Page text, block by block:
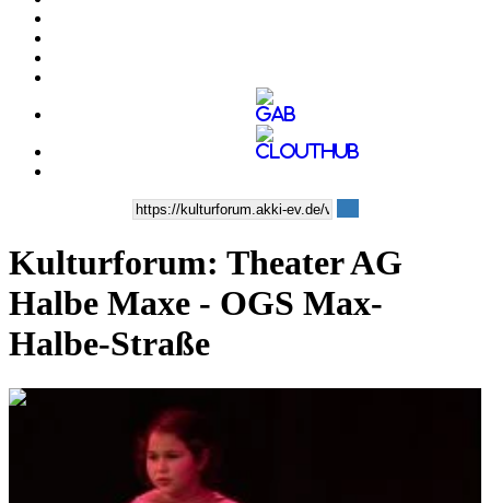
Kulturforum: Theater AG
Halbe Maxe - OGS Max-
Halbe-Straße
0:06:57